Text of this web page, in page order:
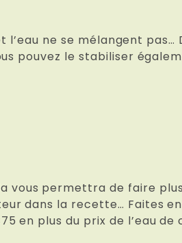
ne se mélangent pas…
pouvez le stabiliser
vous permettra de faire
dans la recette… Faites
en plus du prix de l’eau de